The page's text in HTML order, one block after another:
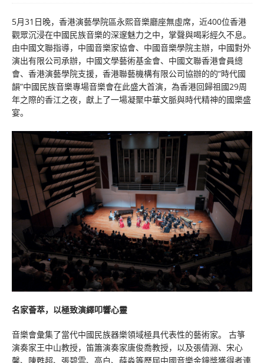
5月31日晚，香港演藝學院區永熙音樂廳座無虛席，近400位香港
觀眾沉浸在中國民族音樂的深邃魅力之中，掌聲與喝彩經久不息。
由中國文聯指導，中國音樂家協會、中國音樂學院主辦，中國對外
演出有限公司承辦，中國文學藝術基金會、中國文聯香港會員總
會、香港演藝學院支援，香港聯藝機構有限公司協辦的的“時代國
韻”中國民族音樂專場音樂會在此盛大首演，為香港回歸祖國29周
年之際的香江之夜，獻上了一場凝聚中華文脈與時代精神的國樂盛
宴。
名家薈萃，以極致演繹叩響心靈
音樂會彙集了當代中國民族器樂領域極具代表性的藝術家。 古箏
演奏家王中山教授，笛簫演奏家唐俊喬教授，以及張倩淵、宋心
馨、陳甦超、張碧雲、高白、薛淼等歷屆中國音樂金鐘獎獲得者連